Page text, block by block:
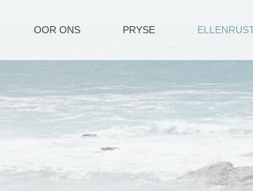
OOR ONS PRYSE